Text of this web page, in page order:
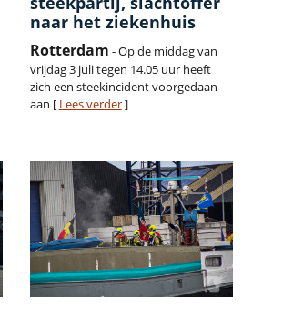
naar het ziekenhuis
Rotterdam - Op de middag van
vrijdag 3 juli tegen 14.05 uur heeft
zich een steekincident voorgedaan
aan [ Lees verder]